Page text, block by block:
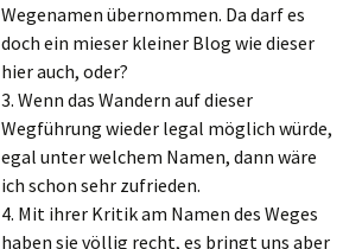
Wegenamen übernommen. Da darf es
doch ein mieser kleiner Blog wie dieser
hier auch, oder?
3. Wenn das Wandern auf dieser
Wegführung wieder legal möglich würde,
egal unter welchem Namen, dann wäre
ich schon sehr zufrieden.
4. Mit ihrer Kritik am Namen des Weges
haben sie völlig recht, es bringt uns aber